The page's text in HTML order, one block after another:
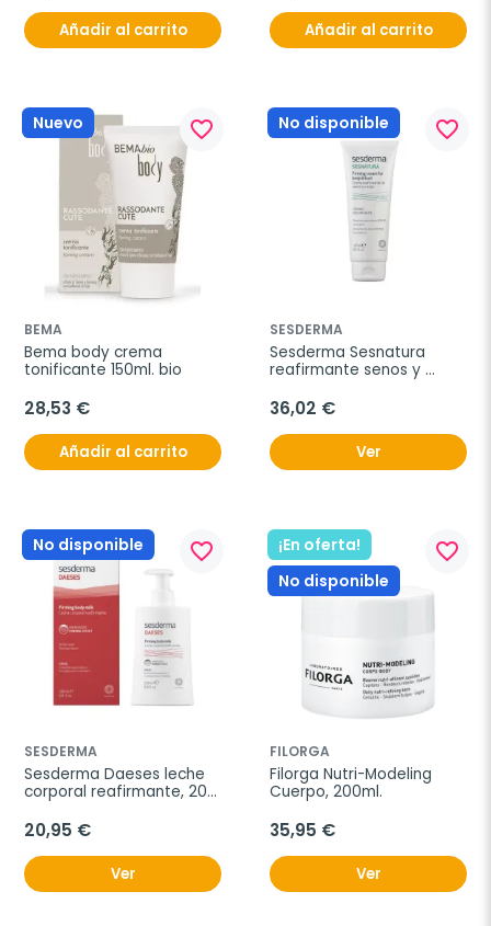
Añadir al carrito Añadir al carrito
Nuevo favorite_border
BEMA
Bema body crema
tonificante 150ml. bio
28,53 €
Añadir al carrito
No disponible favorite_border
SESDERMA
Sesderma Sesnatura
reafirmante senos y
36,02 €
Ver
No disponible favorite_border
SESDERMA
Sesderma Daeses leche
corporal reafirmante, 200
20,95 €
Ver
¡En oferta!
No disponible
favorite_border
FILORGA
Filorga Nutri-Modeling
Cuerpo, 200ml.
35,95 €
Ver